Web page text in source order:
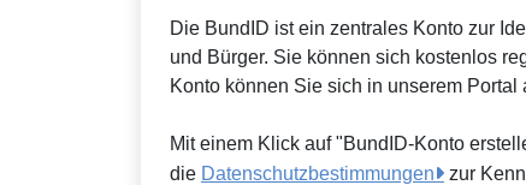
Die BundID ist ein zentrales Konto zur
und Bürger. Sie können sich kostenlos
Konto können Sie sich in unserem Portal
Mit einem Klick auf "BundID-Konto
die Datenschutzbestimmungen
zur